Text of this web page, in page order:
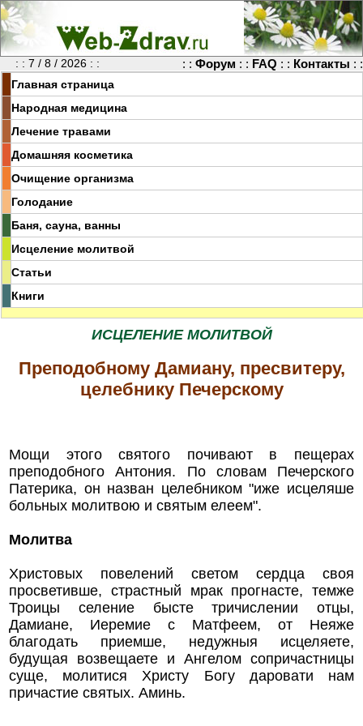
: : 7 / 8 / 2026 : : : : Форум : : FAQ : : Контакты : :
Главная страница
Народная медицина
Лечение травами
Домашняя косметика
Очищение организма
Голодание
Баня, сауна, ванны
Исцеление молитвой
Статьи
Книги
ИСЦЕЛЕНИЕ МОЛИТВОЙ
Преподобному Дамиану, пресвитеру,
целебнику Печерскому
Мощи этого святого почивают в пещерах
преподобного Антония. По словам Печерского
Патерика, он назван целебником "иже исцеляше
больных молитвою и святым елеем".
Молитва
Христовых повелений светом сердца своя
просветивше, страстный мрак прогнасте, темже
Троицы селение бысте тричислении отцы,
Дамиане, Иеремие с Матфеем, от Неяже
благодать приемше, недужныя исцеляете,
будущая возвещаете и Ангелом сопричастницы
суще, молитися Христу Богу даровати нам
причастие святых. Аминь.